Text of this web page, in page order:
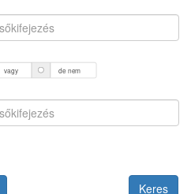
vagy de nem